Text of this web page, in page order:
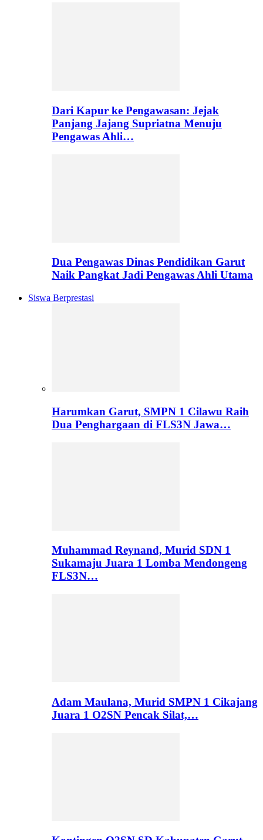
Dari Kapur ke Pengawasan: Jejak
Panjang Jajang Supriatna Menuju
Pengawas Ahli…
Dua Pengawas Dinas Pendidikan Garut
Naik Pangkat Jadi Pengawas Ahli Utama
Siswa Berprestasi
Harumkan Garut, SMPN 1 Cilawu Raih
Dua Penghargaan di FLS3N Jawa…
Muhammad Reynand, Murid SDN 1
Sukamaju Juara 1 Lomba Mendongeng
FLS3N…
Adam Maulana, Murid SMPN 1 Cikajang
Juara 1 O2SN Pencak Silat,…